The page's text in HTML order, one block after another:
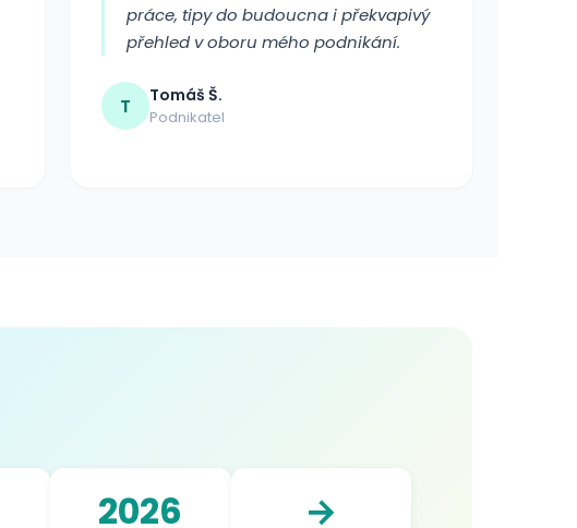
práce, tipy do budoucna i překvapivý
přehled v oboru mého podnikání.
T Tomáš Š.
Podnikatel
2026 →